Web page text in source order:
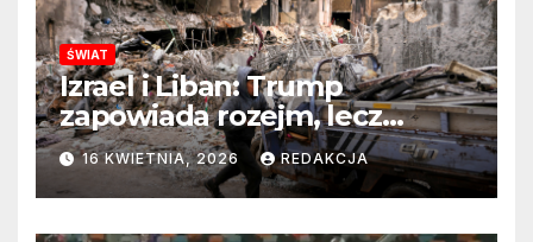
ŚWIAT
Izrael i Liban: Trump
zapowiada rozejm, lecz
perspektywa zakończenia
wojny wciąż odległa
16 KWIETNIA, 2026 REDAKCJA